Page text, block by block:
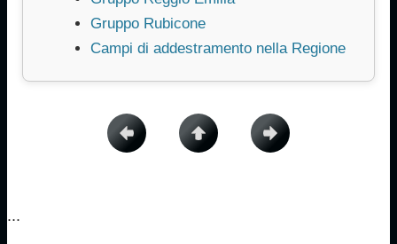
Gruppo Rubicone
Campi di addestramento nella Regione
...